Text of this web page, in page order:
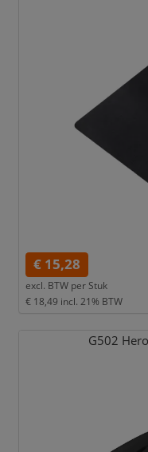
€ 15,28
excl. BTW per Stuk
€ 18,49 incl. 21% BTW
G502